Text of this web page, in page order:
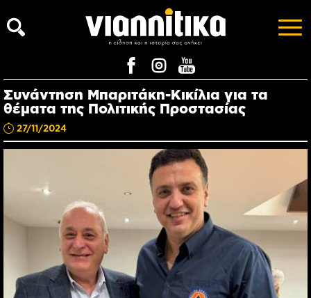
Συνάντηση Μπαριτάκη-Κικίλια για τα
θέματα της Πολιτικής Προστασίας
27/11/2024